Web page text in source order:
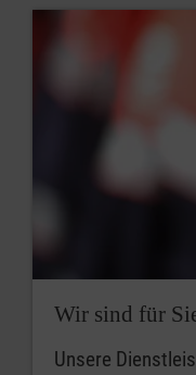
Wir sind für
Unsere